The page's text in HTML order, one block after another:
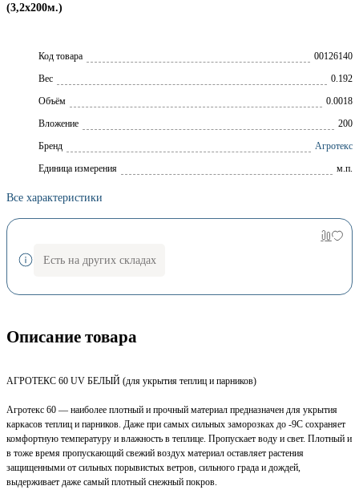
(3,2х200м.)
Код товара
00126140
Вес
0.192
Объём
0.0018
Вложение
200
Брeнд
Агротекс
Единица измерения
м.п.
Все характеристики
Есть на других складах
Описание товара
АГРОТЕКС 60 UV БЕЛЫЙ (для укрытия теплиц и парников)
Агротекс 60 — наиболее плотный и прочный материал предназначен для укрытия
каркасов теплиц и парников. Даже при самых сильных заморозках до -9С сохраняет
комфортную температуру и влажность в теплице. Пропускает воду и свет. Плотный и
в тоже время пропускающий свежий воздух материал оставляет растения
защищенными от сильных порывистых ветров, сильного града и дождей,
выдерживает даже самый плотный снежный покров.